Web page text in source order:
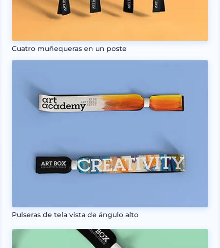
Cuatro muñequeras en un poste
Pulseras de tela vista de ángulo alto